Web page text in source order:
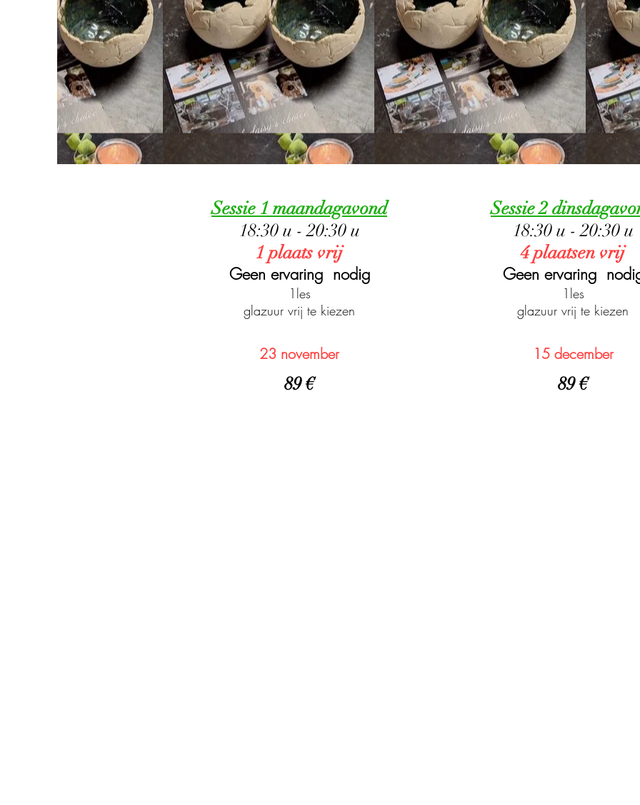
Sessie 1 maandagavond
18:30 u - 20:30 u
1 plaats vrij
Geen ervaring nodig
1les
glazuur vrij te kiezen
23 november
89€
Sessie 2
18:30 u - 20:30 u
4 plaatsen vrij
Geen ervaring
1les
glazuur vrij te kiezen
15 december
89€